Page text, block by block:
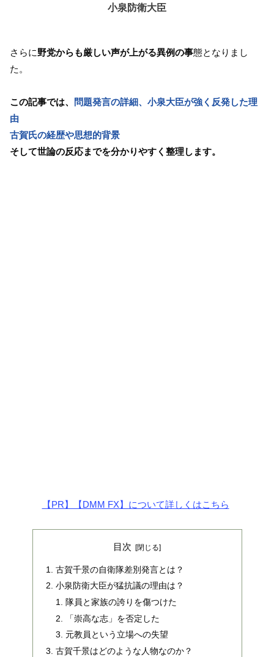
小泉防衛大臣
さらに野党からも厳しい声が上がる異例の事態となりまし
た。
この記事では、
問題発言の詳細、小泉大臣が強く反発した理
由
古賀氏の経歴や思想的背景
そして世論の反応までを分かりやすく整理します。
【PR】【DMM FX】について詳しくはこちら
目次
古賀千景の自衛隊差別発言とは？
小泉防衛大臣が猛抗議の理由は？
隊員と家族の誇りを傷つけた
「崇高な志」を否定した
元教員という立場への失望
古賀千景はどのような人物なのか？